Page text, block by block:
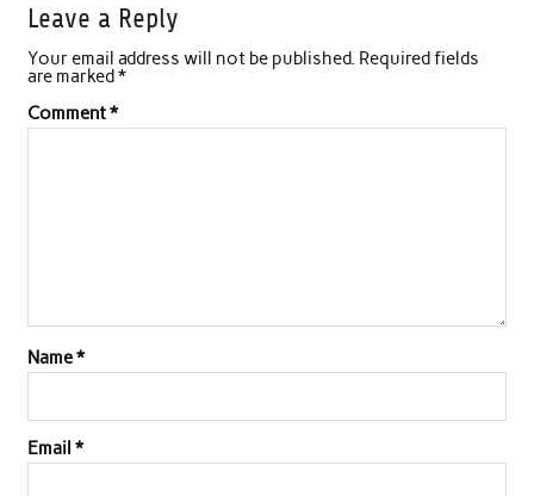
e
b
o
t
e
r
t
s
p
e
I
l
e
Leave a Reply
Your email address will not be published. Required fields
are marked *
Comment*
Name*
Email *